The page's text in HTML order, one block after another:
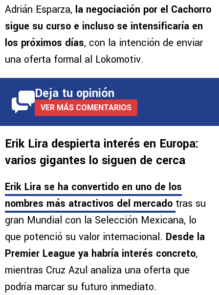
Adrián Esparza, la negociación por el Cachorro
sigue su curso e incluso se intensificaría en
los próximos días, con la intención de enviar
una oferta formal al Lokomotiv.
Deja tu opinión
VER MÁS COMENTARIOS
Erik Lira despierta interés en Europa:
varios gigantes lo siguen de cerca
Erik Lira se ha convertido en uno de los
nombres más atractivos del mercado tras su
gran Mundial con la Selección Mexicana, lo
que potenció su valor internacional. Desde la
Premier League ya habría interés concreto,
mientras Cruz Azul analiza una oferta que
podría marcar su futuro inmediato.